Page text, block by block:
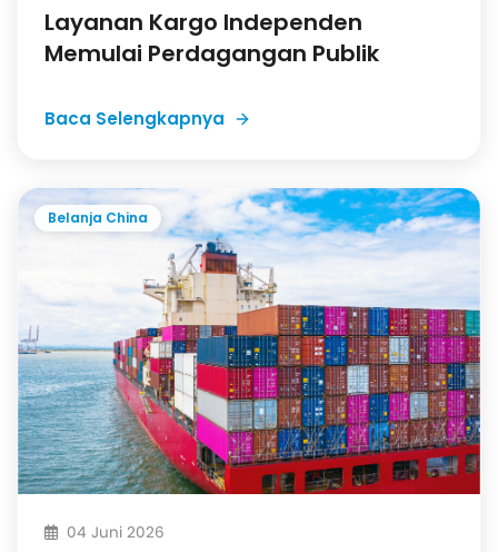
Layanan Kargo Independen
Memulai Perdagangan Publik
Baca Selengkapnya
Belanja China
04 Juni 2026